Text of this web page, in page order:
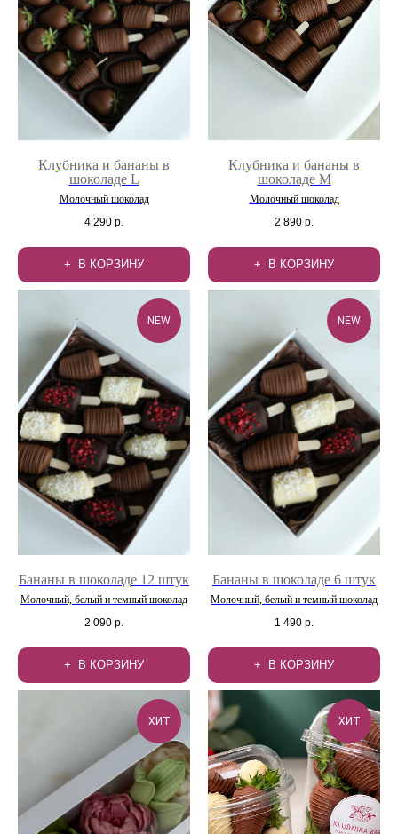
Клубника и бананы в
шоколаде L
Молочный шоколад
4 290 р.
В КОРЗИНУ
Клубника и бананы в
шоколаде М
Молочный шоколад
2 890 р.
В КОРЗИНУ
NEW
Бананы в шоколаде 12 штук
Молочный, белый и темный шоколад
2 090 р.
В КОРЗИНУ
NEW
Бананы в шоколаде 6 штук
Молочный, белый и темный шоколад
1 490 р.
В КОРЗИНУ
ХИТ ХИТ